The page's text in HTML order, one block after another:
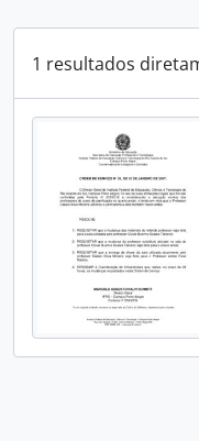
1 resultados